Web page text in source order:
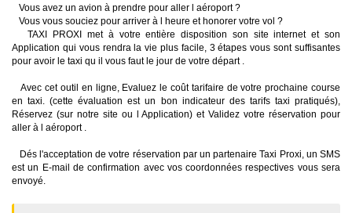
Vous avez un avion à prendre pour aller l aéroport ?
Vous vous souciez pour arriver à l heure et honorer votre vol ?
TAXI PROXI met à votre entière disposition son site internet et son
Application qui vous rendra la vie plus facile, 3 étapes vous sont suffisantes
pour avoir le taxi qu il vous faut le jour de votre départ .
Avec cet outil en ligne, Evaluez le coût tarifaire de votre prochaine course
en taxi. (cette évaluation est un bon indicateur des tarifs taxi pratiqués),
Réservez (sur notre site ou l Application) et Validez votre réservation pour
aller à l aéroport .
Dés l'acceptation de votre réservation par un partenaire Taxi Proxi, un SMS
est un E-mail de confirmation avec vos coordonnées respectives vous sera
envoyé.